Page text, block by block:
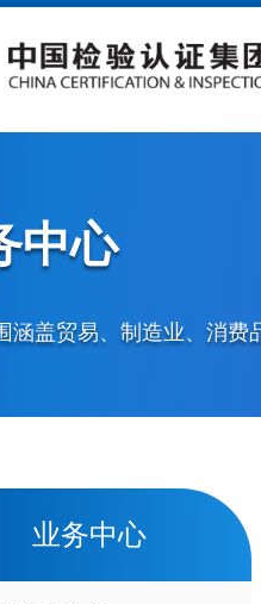
中心
涵盖贸易、制造业、消费
业务中心